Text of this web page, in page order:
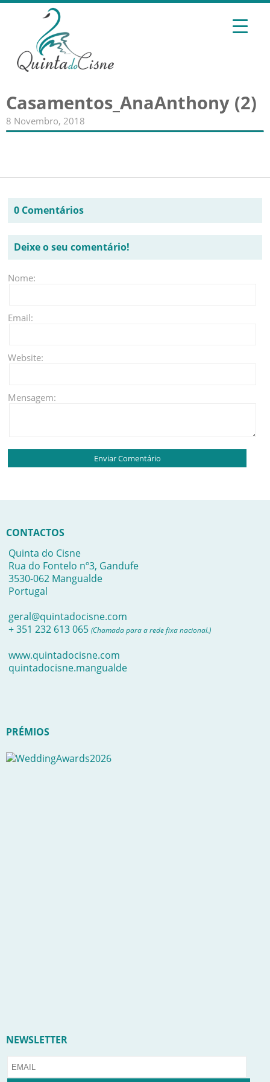
Casamentos_AnaAnthony (2)
8 Novembro, 2018
0 Comentários
Deixe o seu comentário!
Nome:
Email:
Website:
Mensagem:
CONTACTOS
Quinta do Cisne
Rua do Fontelo nº3, Gandufe
3530-062 Mangualde
Portugal
geral@quintadocisne.com
+ 351 232 613 065 (Chamada para a rede fixa nacional.)
www.quintadocisne.com
quintadocisne.mangualde
PRÉMIOS
NEWSLETTER